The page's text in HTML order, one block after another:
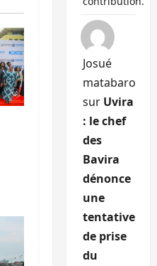
Josué
matabaro
sur Uvira
: le chef
des
Bavira
dénonce
une
tentative
de prise
du